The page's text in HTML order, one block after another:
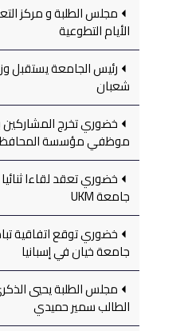
مجلس الطلبة و مركز
الأيام التطوعية
رئيس الجامعة يستقبل
شعبان
خضوري تخرج
موظفي مؤسسة
خضوري تعقد لقاءا
جامعة UKM
خضوري توقع اتفاقية
جامعة خيان في إسبانيا
مجلس الطلبة يحيي
الطالب سمير حميدي